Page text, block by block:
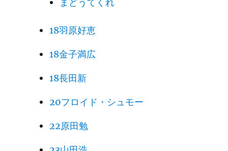
18羽原好恵
18金子満広
18長田新
20フロイド・シュモー
22原田勉